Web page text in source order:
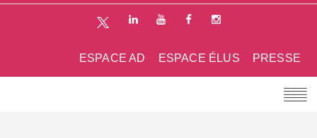
PRESSE
ESPACE ÉLUS
ESPACE AD